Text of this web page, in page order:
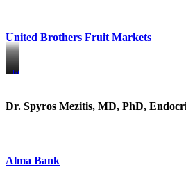
United Brothers Fruit Markets
https://www.unitedbrothersfruitmarkets.com/
https://www.unitedbrothersfruitmarkets.com/
Dr. Spyros Mezitis, MD, PhD,
Alma Bank